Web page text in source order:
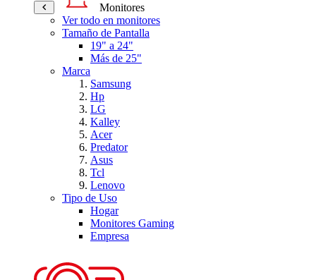
Monitores
Ver todo en monitores
Tamaño de Pantalla
19" a 24"
Más de 25"
Marca
Samsung
Hp
LG
Kalley
Acer
Predator
Asus
Tcl
Lenovo
Tipo de Uso
Hogar
Monitores Gaming
Empresa